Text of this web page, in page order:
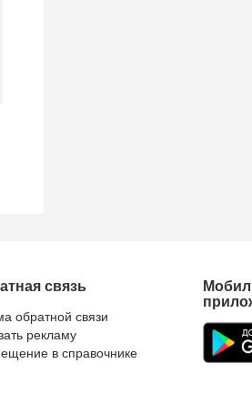
связь
обратной связи
рекламу
в справочнике